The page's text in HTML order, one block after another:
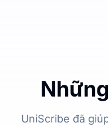
UniScribe đã